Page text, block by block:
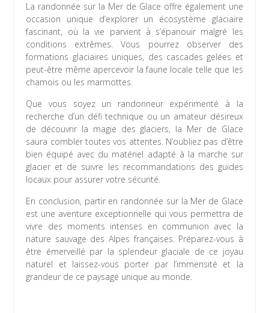
La randonnée sur la Mer de Glace offre également une
occasion unique d’explorer un écosystème glaciaire
fascinant, où la vie parvient à s’épanouir malgré les
conditions extrêmes. Vous pourrez observer des
formations glaciaires uniques, des cascades gelées et
peut-être même apercevoir la faune locale telle que les
chamois ou les marmottes.
Que vous soyez un randonneur expérimenté à la
recherche d’un défi technique ou un amateur désireux
de découvrir la magie des glaciers, la Mer de Glace
saura combler toutes vos attentes. N’oubliez pas d’être
bien équipé avec du matériel adapté à la marche sur
glacier et de suivre les recommandations des guides
locaux pour assurer votre sécurité.
En conclusion, partir en randonnée sur la Mer de Glace
est une aventure exceptionnelle qui vous permettra de
vivre des moments intenses en communion avec la
nature sauvage des Alpes françaises. Préparez-vous à
être émerveillé par la splendeur glaciale de ce joyau
naturel et laissez-vous porter par l’immensité et la
grandeur de ce paysage unique au monde.